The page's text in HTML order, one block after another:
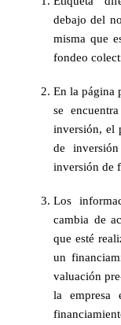
debajo del
misma que
fondeo
En la página
se
inversión, el
de
inversión de
Los
cambia de
que esté
un
valuación
la empresa